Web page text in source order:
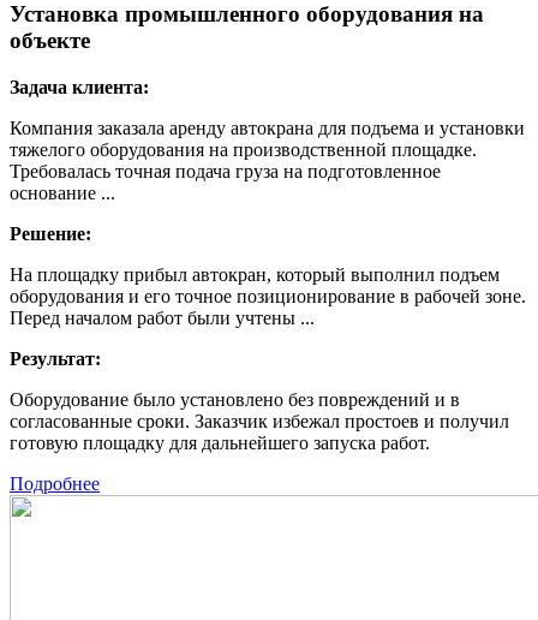
Установка промышленного оборудования на
объекте
Задача клиента:
Компания заказала аренду автокрана для подъема и установки
тяжелого оборудования на производственной площадке.
Требовалась точная подача груза на подготовленное
основание ...
Решение:
На площадку прибыл автокран, который выполнил подъем
оборудования и его точное позиционирование в рабочей зоне.
Перед началом работ были учтены ...
Результат:
Оборудование было установлено без повреждений и в
согласованные сроки. Заказчик избежал простоев и получил
готовую площадку для дальнейшего запуска работ.
Подробнее